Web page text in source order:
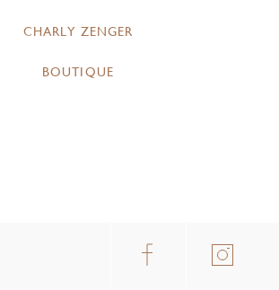
CHARLY ZENGER
BOUTIQUE